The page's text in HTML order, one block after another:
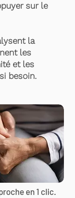
sur le
la
les
et les
besoin.
en 1 clic.